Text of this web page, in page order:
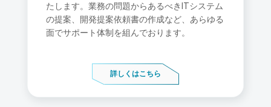
たします。業務の問題からあるべきITシステム
の提案、開発提案依頼書の作成など、あらゆる
面でサポート体制を組んでおります。
詳しくはこちら